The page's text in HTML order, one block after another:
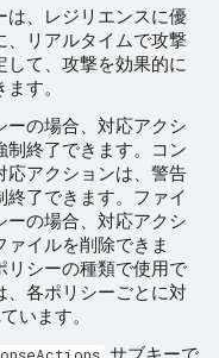
、レジリエンスに優
、リアルタイムで攻撃
して、攻撃を効果的に
す。
ーの場合、対応アクシ
制終了できます。コン
応アクションは、警告
了できます。ファイ
ーの場合、対応アクシ
イルを削除できま
リシーの種類で使用で
、各ポリシーごとに対
います。